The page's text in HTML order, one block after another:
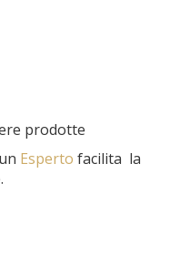
prodotte
Esperto facilita la